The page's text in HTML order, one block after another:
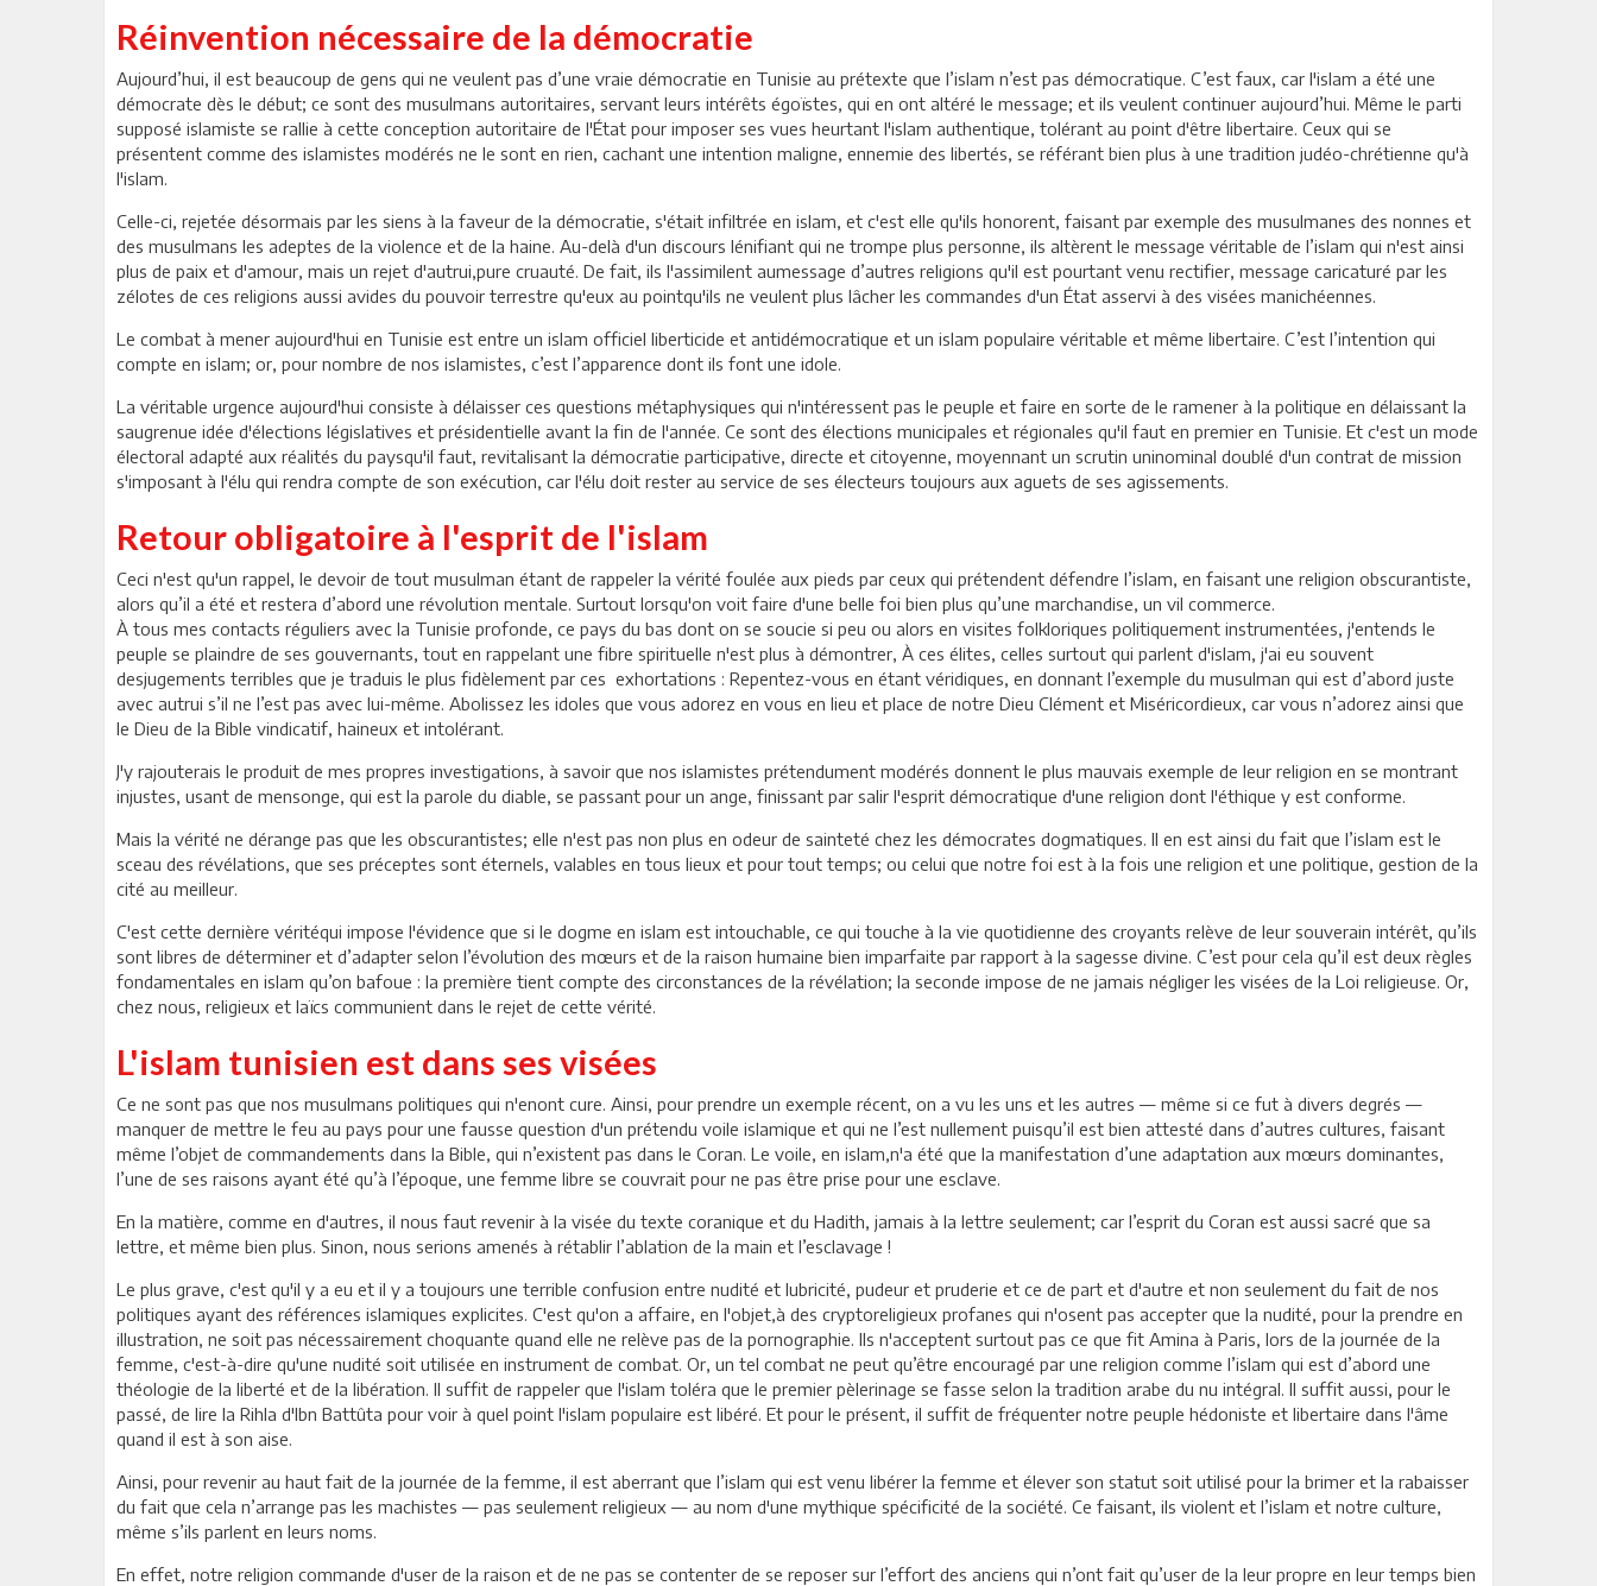
Réinvention nécessaire de la démocratie
Aujourd’hui, il est beaucoup de gens qui ne veulent pas d’une vraie démocratie en Tunisie au prétexte que l’islam n’est pas démocratique. C’est faux, car l'islam a été une
démocrate dès le début; ce sont des musulmans autoritaires, servant leurs intérêts égoïstes, qui en ont altéré le message; et ils veulent continuer aujourd’hui. Même le parti
supposé islamiste se rallie à cette conception autoritaire de l'État pour imposer ses vues heurtant l'islam authentique, tolérant au point d'être libertaire. Ceux qui se
présentent comme des islamistes modérés ne le sont en rien, cachant une intention maligne, ennemie des libertés, se référant bien plus à une tradition judéo-chrétienne qu'à
l'islam.
Celle-ci, rejetée désormais par les siens à la faveur de la démocratie, s'était infiltrée en islam, et c'est elle qu'ils honorent, faisant par exemple des musulmanes des nonnes et
des musulmans les adeptes de la violence et de la haine. Au-delà d'un discours lénifiant qui ne trompe plus personne, ils altèrent le message véritable de l’islam qui n'est ainsi
plus de paix et d'amour, mais un rejet d'autrui,pure cruauté. De fait, ils l'assimilent aumessage d’autres religions qu'il est pourtant venu rectifier, message caricaturé par les
zélotes de ces religions aussi avides du pouvoir terrestre qu'eux au pointqu'ils ne veulent plus lâcher les commandes d'un État asservi à des visées manichéennes.
Le combat à mener aujourd'hui en Tunisie est entre un islam officiel liberticide et antidémocratique et un islam populaire véritable et même libertaire. C’est l’intention qui
compte en islam; or, pour nombre de nos islamistes, c’est l’apparence dont ils font une idole.
La véritable urgence aujourd'hui consiste à délaisser ces questions métaphysiques qui n'intéressent pas le peuple et faire en sorte de le ramener à la politique en délaissant la
saugrenue idée d'élections législatives et présidentielle avant la fin de l'année. Ce sont des élections municipales et régionales qu'il faut en premier en Tunisie. Et c'est un mode
électoral adapté aux réalités du paysqu'il faut, revitalisant la démocratie participative, directe et citoyenne, moyennant un scrutin uninominal doublé d'un contrat de mission
s'imposant à l'élu qui rendra compte de son exécution, car l'élu doit rester au service de ses électeurs toujours aux aguets de ses agissements.
Retour obligatoire à l'esprit de l'islam
Ceci n'est qu'un rappel, le devoir de tout musulman étant de rappeler la vérité foulée aux pieds par ceux qui prétendent défendre l’islam, en faisant une religion obscurantiste,
alors qu’il a été et restera d’abord une révolution mentale. Surtout lorsqu'on voit faire d'une belle foi bien plus qu’une marchandise, un vil commerce.
À tous mes contacts réguliers avec la Tunisie profonde, ce pays du bas dont on se soucie si peu ou alors en visites folkloriques politiquement instrumentées, j'entends le
peuple se plaindre de ses gouvernants, tout en rappelant une fibre spirituelle n'est plus à démontrer, À ces élites, celles surtout qui parlent d'islam, j'ai eu souvent
desjugements terribles que je traduis le plus fidèlement par ces exhortations : Repentez-vous en étant véridiques, en donnant l’exemple du musulman qui est d’abord juste
avec autrui s’il ne l’est pas avec lui-même. Abolissez les idoles que vous adorez en vous en lieu et place de notre Dieu Clément et Miséricordieux, car vous n’adorez ainsi que
le Dieu de la Bible vindicatif, haineux et intolérant.
J'y rajouterais le produit de mes propres investigations, à savoir que nos islamistes prétendument modérés donnent le plus mauvais exemple de leur religion en se montrant
injustes, usant de mensonge, qui est la parole du diable, se passant pour un ange, finissant par salir l'esprit démocratique d'une religion dont l'éthique y est conforme.
Mais la vérité ne dérange pas que les obscurantistes; elle n'est pas non plus en odeur de sainteté chez les démocrates dogmatiques. Il en est ainsi du fait que l’islam est le
sceau des révélations, que ses préceptes sont éternels, valables en tous lieux et pour tout temps; ou celui que notre foi est à la fois une religion et une politique, gestion de la
cité au meilleur.
C'est cette dernière véritéqui impose l'évidence que si le dogme en islam est intouchable, ce qui touche à la vie quotidienne des croyants relève de leur souverain intérêt, qu’ils
sont libres de déterminer et d’adapter selon l’évolution des mœurs et de la raison humaine bien imparfaite par rapport à la sagesse divine. C’est pour cela qu’il est deux règles
fondamentales en islam qu’on bafoue : la première tient compte des circonstances de la révélation; la seconde impose de ne jamais négliger les visées de la Loi religieuse. Or,
chez nous, religieux et laïcs communient dans le rejet de cette vérité.
L'islam tunisien est dans ses visées
Ce ne sont pas que nos musulmans politiques qui n'enont cure. Ainsi, pour prendre un exemple récent, on a vu les uns et les autres — même si ce fut à divers degrés —
manquer de mettre le feu au pays pour une fausse question d'un prétendu voile islamique et qui ne l’est nullement puisqu’il est bien attesté dans d’autres cultures, faisant
même l’objet de commandements dans la Bible, qui n’existent pas dans le Coran. Le voile, en islam,n'a été que la manifestation d’une adaptation aux mœurs dominantes,
l’une de ses raisons ayant été qu’à l’époque, une femme libre se couvrait pour ne pas être prise pour une esclave.
En la matière, comme en d'autres, il nous faut revenir à la visée du texte coranique et du Hadith, jamais à la lettre seulement; car l’esprit du Coran est aussi sacré que sa
lettre, et même bien plus. Sinon, nous serions amenés à rétablir l’ablation de la main et l’esclavage !
Le plus grave, c'est qu'il y a eu et il y a toujours une terrible confusion entre nudité et lubricité, pudeur et pruderie et ce de part et d'autre et non seulement du fait de nos
politiques ayant des références islamiques explicites. C'est qu'on a affaire, en l'objet,à des cryptoreligieux profanes qui n'osent pas accepter que la nudité, pour la prendre en
illustration, ne soit pas nécessairement choquante quand elle ne relève pas de la pornographie. Ils n'acceptent surtout pas ce que fit Amina à Paris, lors de la journée de la
femme, c'est-à-dire qu'une nudité soit utilisée en instrument de combat. Or, un tel combat ne peut qu’être encouragé par une religion comme l’islam qui est d’abord une
théologie de la liberté et de la libération. Il suffit de rappeler que l'islam toléra que le premier pèlerinage se fasse selon la tradition arabe du nu intégral. Il suffit aussi, pour le
passé, de lire la Rihla d'Ibn Battûta pour voir à quel point l'islam populaire est libéré. Et pour le présent, il suffit de fréquenter notre peuple hédoniste et libertaire dans l'âme
quand il est à son aise.
Ainsi, pour revenir au haut fait de la journée de la femme, il est aberrant que l’islam qui est venu libérer la femme et élever son statut soit utilisé pour la brimer et la rabaisser
du fait que cela n’arrange pas les machistes — pas seulement religieux — au nom d'une mythique spécificité de la société. Ce faisant, ils violent et l’islam et notre culture,
même s’ils parlent en leurs noms.
En effet, notre religion commande d'user de la raison et de ne pas se contenter de se reposer sur l’effort des anciens qui n’ont fait qu’user de la leur propre en leur temps bien